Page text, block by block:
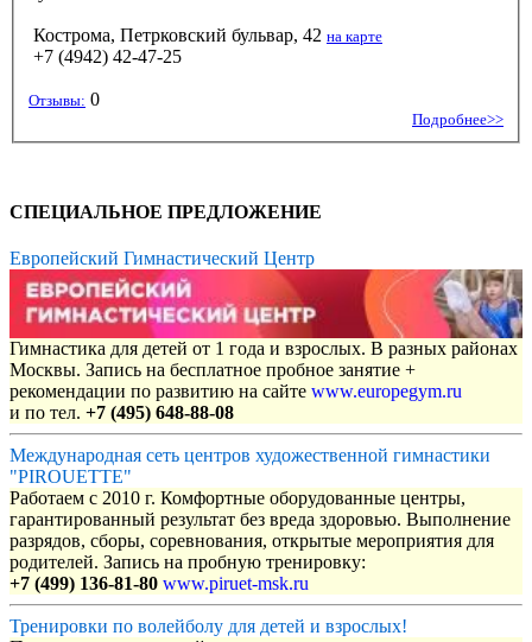
Кострома, Петрковский бульвар, 42 на карте
+7 (4942) 42-47-25
Отзывы: 0
Подробнее>>
СПЕЦИАЛЬНОЕ ПРЕДЛОЖЕНИЕ
Европейский Гимнастический Центр
Гимнастика для детей от 1 года и взрослых. В разных районах
Москвы. Запись на бесплатное пробное занятие +
рекомендации по развитию на сайте www.europegym.ru
и по тел. +7 (495) 648-88-08
Международная сеть центров художественной гимнастики
"PIROUETTE"
Работаем с 2010 г. Комфортные оборудованные центры,
гарантированный результат без вреда здоровью. Выполнение
разрядов, сборы, соревнования, открытые мероприятия для
родителей. Запись на пробную тренировку:
+7 (499) 136-81-80 www.piruet-msk.ru
Тренировки по волейболу для детей и взрослых!